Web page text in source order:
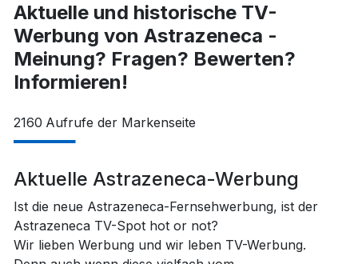
Aktuelle und historische TV-
Werbung von Astrazeneca -
Meinung? Fragen? Bewerten?
Informieren!
2160 Aufrufe der Markenseite
Aktuelle Astrazeneca-Werbung
Ist die neue Astrazeneca-Fernsehwerbung, ist der
Astrazeneca TV-Spot hot or not?
Wir lieben Werbung und wir leben TV-Werbung.